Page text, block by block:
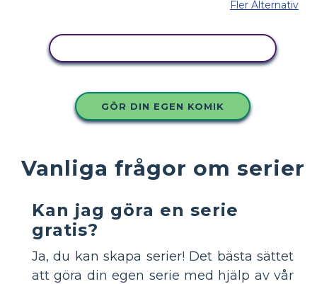
Fler Alternativ
GÖR DIN EGEN KOMIK
Vanliga frågor om serier
Kan jag göra en serie
gratis?
Ja, du kan skapa serier! Det bästa sättet
att göra din egen serie med hjälp av vår